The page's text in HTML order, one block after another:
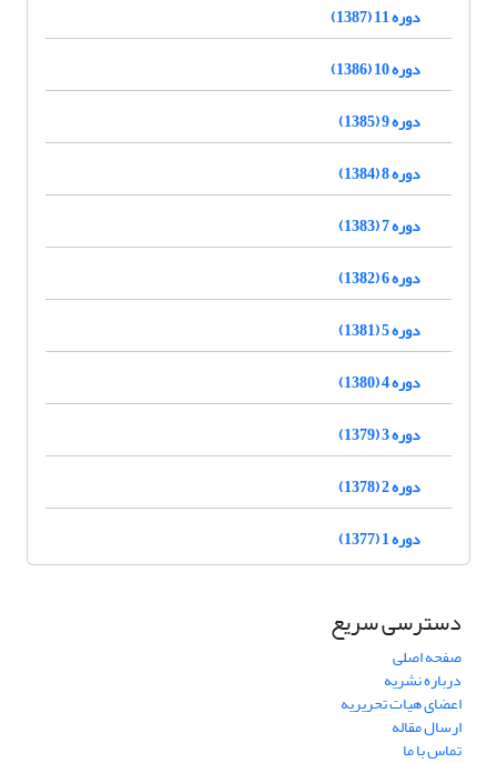
دوره 11 (1387)
دوره 10 (1386)
دوره 9 (1385)
دوره 8 (1384)
دوره 7 (1383)
دوره 6 (1382)
دوره 5 (1381)
دوره 4 (1380)
دوره 3 (1379)
دوره 2 (1378)
دوره 1 (1377)
دسترسی سریع
صفحه اصلی
درباره نشریه
اعضای هیات تحریریه
ارسال مقاله
تماس با ما